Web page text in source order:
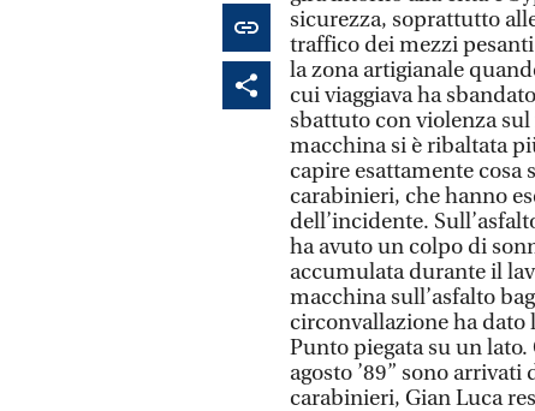
sicurezza, soprattutto
traffico dei mezzi
la zona artigianale
cui viaggiava ha
sbattuto con violenza
macchina si è ribaltata
capire esattamente cosa
carabinieri, che hanno
dell’incidente.
ha avuto un colpo di
accumulata durante il
macchina sull’asfalto
circonvallazione ha dato
Punto piegata su un lato.
agosto ’89” sono
carabinieri, Gian Luca